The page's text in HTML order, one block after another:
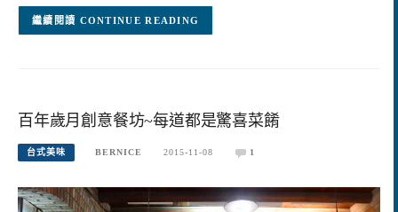
CONTINUE READING
百年歲月創意餐坊~每道都是驚喜菜餚
台式美味 BERNICE 2015-11-08 1